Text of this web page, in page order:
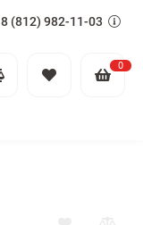
8 (812) 982-11-03
0